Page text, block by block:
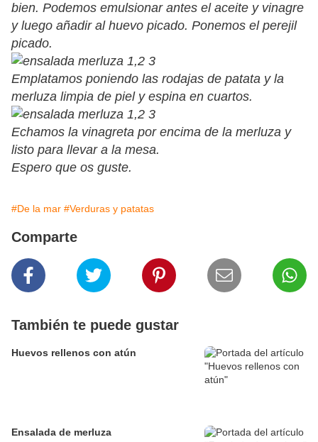
bien. Podemos emulsionar antes el aceite y vinagre
y luego añadir al huevo picado. Ponemos el perejil
picado.
Emplatamos poniendo las rodajas de patata y la
merluza limpia de piel y espina en cuartos.
Echamos la vinagreta por encima de la merluza y
listo para llevar a la mesa.
Espero que os guste.
#De la mar #Verduras y patatas
Comparte
También te puede gustar
Huevos rellenos con atún
Ensalada de merluza